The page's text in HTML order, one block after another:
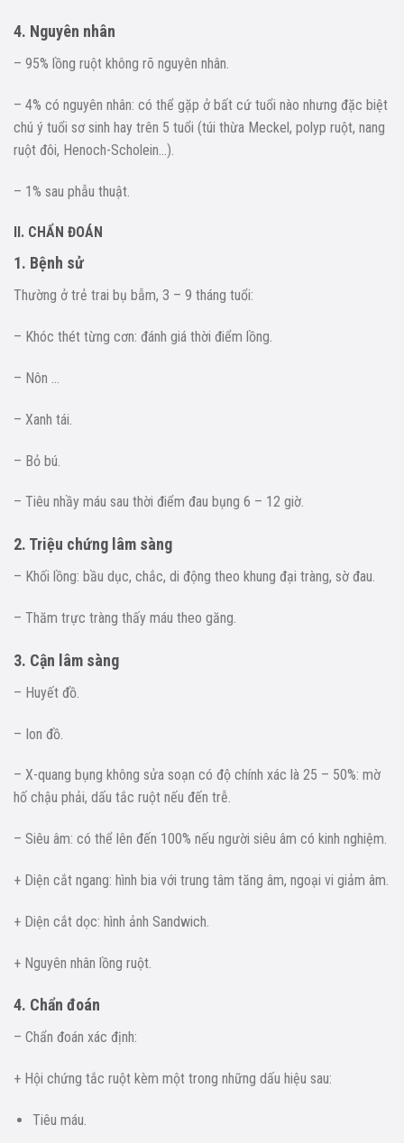
4. Nguyên nhân
– 95% lồng ruột không rõ nguyên nhân.
– 4% có nguyên nhân: có thể gặp ở bất cứ tuổi nào nhưng đặc biệt
chú ý tuổi sơ sinh hay trên 5 tuổi (túi thừa Meckel, polyp ruột, nang
ruột đôi, Henoch-Scholein…).
– 1% sau phẫu thuật.
II. CHẨN ĐOÁN
1. Bệnh sử
Thường ở trẻ trai bụ bẫm, 3 – 9 tháng tuổi:
– Khóc thét từng cơn: đánh giá thời điểm lồng.
– Nôn …
– Xanh tái.
– Bỏ bú.
– Tiêu nhầy máu sau thời điểm đau bụng 6 – 12 giờ.
2. Triệu chứng lâm sàng
– Khối lồng: bầu dục, chắc, di động theo khung đại tràng, sờ đau.
– Thăm trực tràng thấy máu theo găng.
3. Cận lâm sàng
– Huyết đồ.
– Ion đồ.
– X-quang bụng không sửa soạn có độ chính xác là 25 – 50%: mờ
hố chậu phải, dấu tắc ruột nếu đến trễ.
– Siêu âm: có thể lên đến 100% nếu người siêu âm có kinh nghiệm.
+ Diện cắt ngang: hình bia với trung tâm tăng âm, ngoại vi giảm âm.
+ Diện cắt dọc: hình ảnh Sandwich.
+ Nguyên nhân lồng ruột.
4. Chẩn đoán
– Chẩn đoán xác định:
+ Hội chứng tắc ruột kèm một trong những dấu hiệu sau:
Tiêu máu.